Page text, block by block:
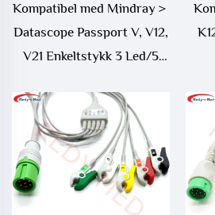
Kompatibel med Mindray＞
Datascope Passport V, V12,
V21 Enkeltstykk 3 Led/5